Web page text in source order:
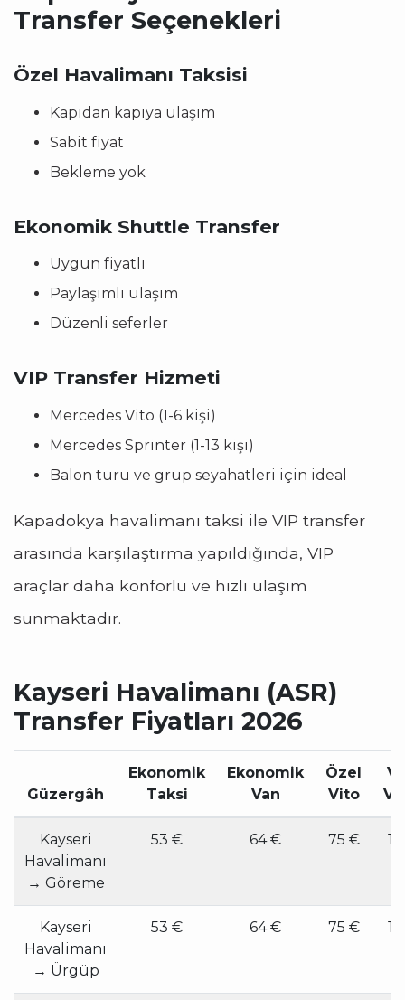
Transfer Seçenekleri
Özel Havalimanı Taksisi
Kapıdan kapıya ulaşım
Sabit fiyat
Bekleme yok
Ekonomik Shuttle Transfer
Uygun fiyatlı
Paylaşımlı ulaşım
Düzenli seferler
VIP Transfer Hizmeti
Mercedes Vito (1-6 kişi)
Mercedes Sprinter (1-13 kişi)
Balon turu ve grup seyahatleri için ideal
Kapadokya havalimanı taksi ile VIP transfer
arasında karşılaştırma yapıldığında, VIP
araçlar daha konforlu ve hızlı ulaşım
sunmaktadır.
Kayseri Havalimanı (ASR)
Transfer Fiyatları 2026
Güzergâh
Ekonomik
Taksi
Ekonomik
Van
Özel
Vito
Kayseri
Havalimanı
→ Göreme
53 € 64 € 75 €
Kayseri
Havalimanı
→ Ürgüp
53 € 64 € 75 €